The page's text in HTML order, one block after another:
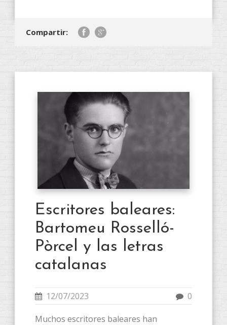
Compartir:
Escritores baleares:
Bartomeu Rosselló-
Pòrcel y las letras
catalanas
12/07/2023 0
Muchos escritores baleares han